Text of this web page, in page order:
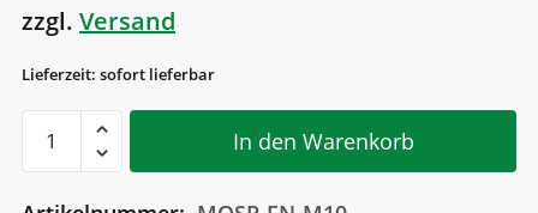
zzgl. Versand
Lieferzeit: sofort lieferbar
Sperrzahnmutter
M10
Menge
In den Warenkorb